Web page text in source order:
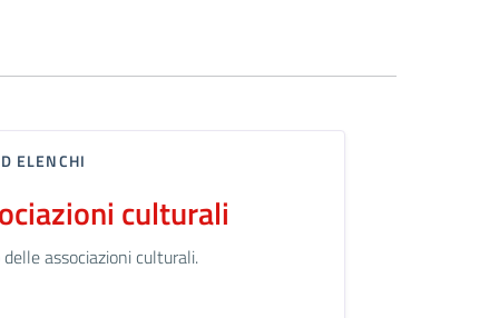
ELENCHI
culturali
associazioni culturali.